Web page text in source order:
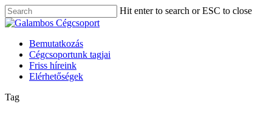
Skip
to
content
Hit enter to search or ESC to close
Close
Menu
Bemutatkozás
Cégcsoportunk tagjai
Friss híreink
Elérhetőségek
Tag